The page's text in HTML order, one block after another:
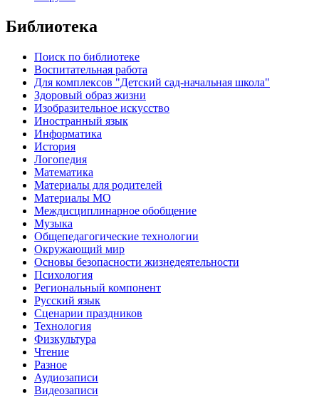
Библиотека
Поиск по библиотеке
Воспитательная работа
Для комплексов "Детский сад-начальная школа"
Здоровый образ жизни
Изобразительное искусство
Иностранный язык
Информатика
История
Логопедия
Математика
Материалы для родителей
Материалы МО
Междисциплинарное обобщение
Музыка
Общепедагогические технологии
Окружающий мир
Основы безопасности жизнедеятельности
Психология
Региональный компонент
Русский язык
Сценарии праздников
Технология
Физкультура
Чтение
Разное
Аудиозаписи
Видеозаписи